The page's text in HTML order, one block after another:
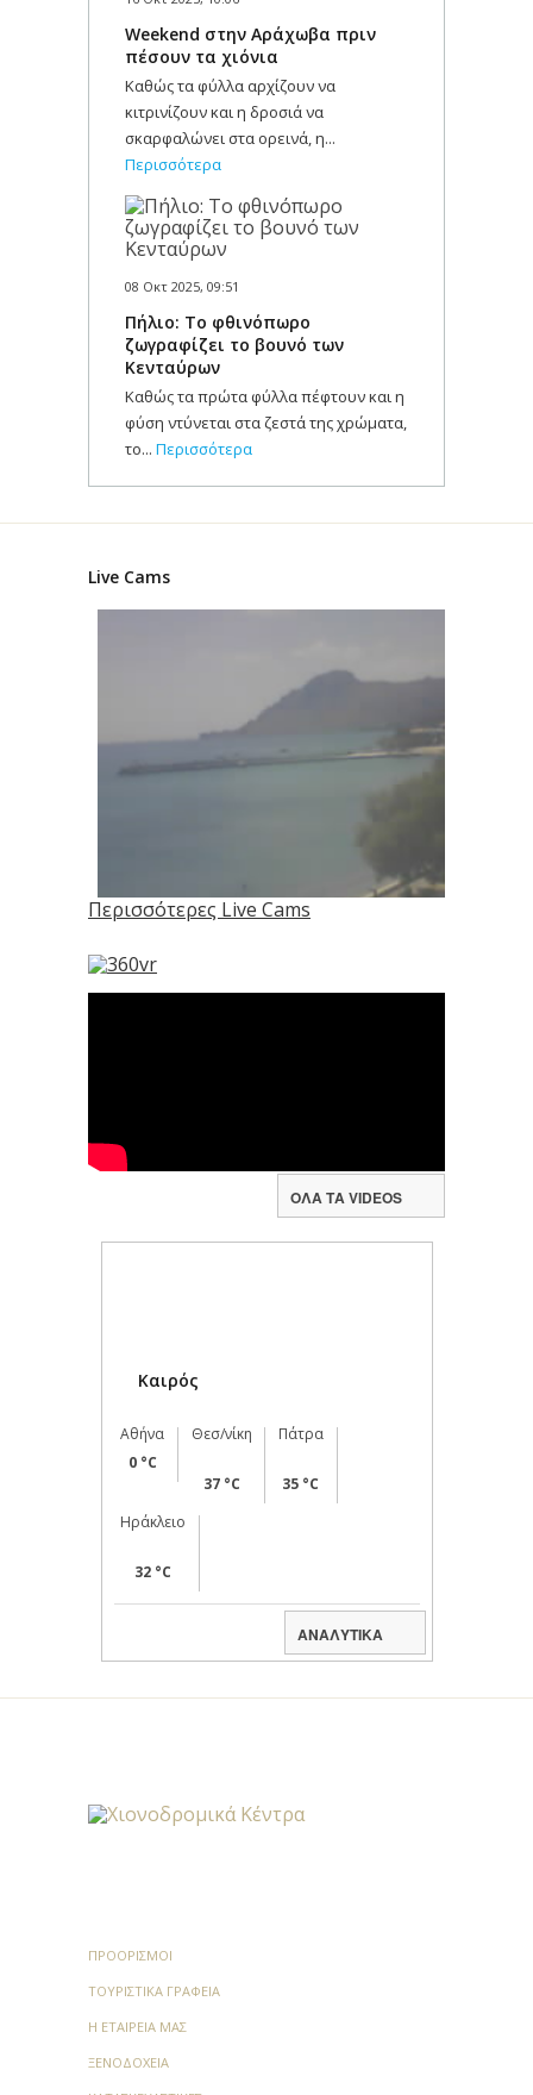
Weekend στην Αράχωβα πριν
πέσουν τα χιόνια
Καθώς τα φύλλα αρχίζουν να
κιτρινίζουν και η δροσιά να
σκαρφαλώνει στα ορεινά, η...
Περισσότερα
08 Οκτ 2025, 09:51
Πήλιο: Το φθινόπωρο
ζωγραφίζει το βουνό των
Κενταύρων
Καθώς τα πρώτα φύλλα πέφτουν και η
φύση ντύνεται στα ζεστά της χρώματα,
το... Περισσότερα
Live Cams
Περισσότερες Live Cams
ΟΛΑ ΤΑ VIDEOS
Καιρός
Αθήνα
0 °C
Θεσ/νίκη
37 °C
Πάτρα
35 °C
Ηράκλειο
32 °C
ΑΝΑΛΥΤΙΚΑ
ΠΡΟΟΡΙΣΜΟΊ
ΤΟΥΡΙΣΤΙΚΆ ΓΡΑΦΕΊΑ
Η ΕΤΑΙΡΕΊΑ ΜΑΣ
ΞΕΝΟΔΟΧΕΊΑ